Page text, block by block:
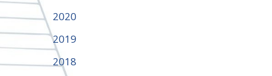
2020
2019
2018